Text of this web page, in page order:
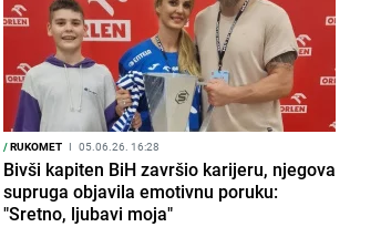
/RUKOMET I 05.06.26. 16:28
Bivši kapiten BiH završio karijeru, njegova
supruga objavila emotivnu poruku:
"Sretno, ljubavi moja"